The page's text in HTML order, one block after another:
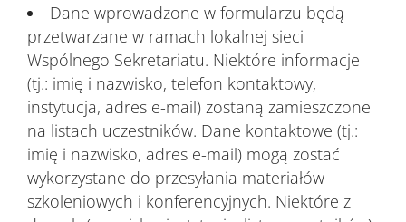
Dane wprowadzone w formularzu będą
przetwarzane w ramach lokalnej sieci
Wspólnego Sekretariatu. Niektóre informacje
(tj.: imię i nazwisko, telefon kontaktowy,
instytucja, adres e-mail) zostaną zamieszczone
na listach uczestników. Dane kontaktowe (tj.:
imię i nazwisko, adres e-mail) mogą zostać
wykorzystane do przesyłania materiałów
szkoleniowych i konferencyjnych. Niektóre z